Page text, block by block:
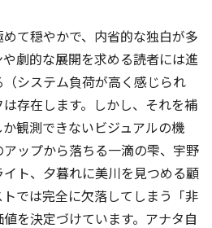
て穏やかで、内省的な独白が多
劇的な展開を求める読者には進
システム負荷が高く感じられ
存在します。しかし、それを補
観測できないビジュアルの機
アップから落ちる一滴の雫、宇野
ト、夕暮れに美川を見つめる顧
では完全に欠落してしまう「非
を決定づけています。アナタ自